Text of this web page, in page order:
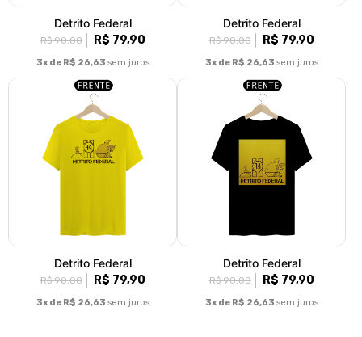
Detrito Federal
R$ 90,00 R$ 79,90
3x de R$ 26,63 sem juros
Detrito Federal
R$ 90,00 R$ 79,90
3x de R$ 26,63 sem juros
Detrito Federal
R$ 90,00 R$ 79,90
3x de R$ 26,63 sem juros
Detrito Federal
R$ 90,00 R$ 79,90
3x de R$ 26,63 sem juros